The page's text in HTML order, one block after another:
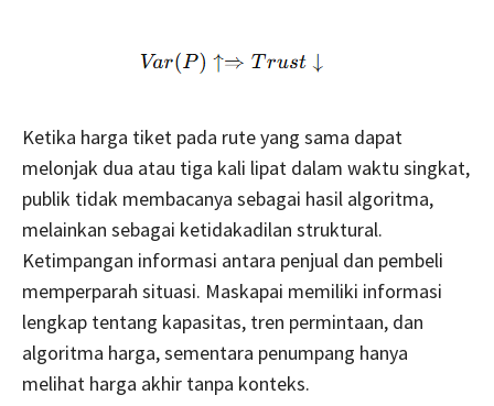
Ketika harga tiket pada rute yang sama dapat
melonjak dua atau tiga kali lipat dalam waktu singkat,
publik tidak membacanya sebagai hasil algoritma,
melainkan sebagai ketidakadilan struktural.
Ketimpangan informasi antara penjual dan pembeli
memperparah situasi. Maskapai memiliki informasi
lengkap tentang kapasitas, tren permintaan, dan
algoritma harga, sementara penumpang hanya
melihat harga akhir tanpa konteks.